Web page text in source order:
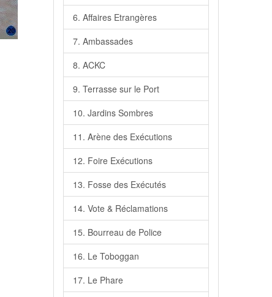
6. Affaires Etrangères
7. Ambassades
8. ACKC
9. Terrasse sur le Port
10. Jardins Sombres
11. Arène des Exécutions
12. Foire Exécutions
13. Fosse des Exécutés
14. Vote & Réclamations
15. Bourreau de Police
16. Le Toboggan
17. Le Phare